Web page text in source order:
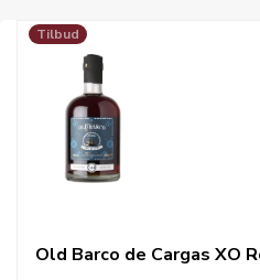
Tilbud
Old Barco de Cargas XO